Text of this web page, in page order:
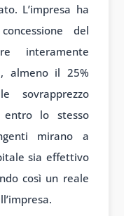
L’impresa ha
del
interamente
almeno il 25%
sovrapprezzo
entro lo stesso
mirano a
sia effettivo
così un reale